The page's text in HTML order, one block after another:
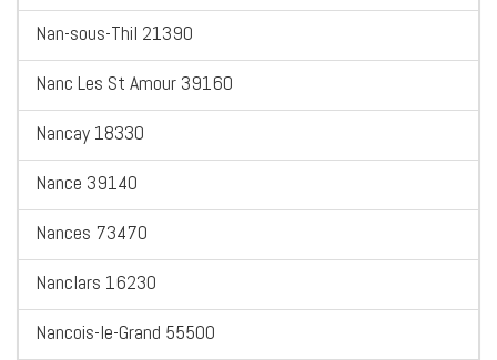
Nan-sous-Thil 21390
Nanc Les St Amour 39160
Nancay 18330
Nance 39140
Nances 73470
Nanclars 16230
Nancois-le-Grand 55500